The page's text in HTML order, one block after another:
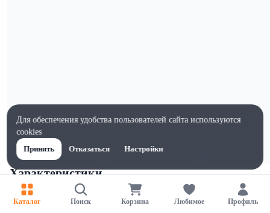
Характеристики
Ширина, мм
130
Каталог Поиск Корзина Любимое Профиль
Для обеспечения удобства пользователей сайта используются
cookies
Принять
Отказаться Настройки